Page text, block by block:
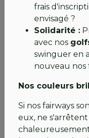
frais
envisagé ?
Solidarité :
avec nos
swinguer en
nouveau nos
Nos couleurs
Si nos fairways
eux, ne
Merci pour votre
Bien sportivement,
💚#teamiledor💚
13 mars : GOLF
FLASH INFO 4 du
remplacée